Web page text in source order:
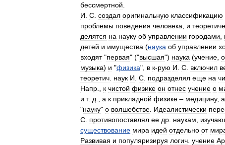
бессмертной
И С создал оригинальную классификацию
проблемы поведения человека и
делятся на науку об управлении городами
детей и имущества (наука об управлении
входят"первая" ("высшая") наука (учение
музыка) и "физика", в к-рую И С включил
теоретич наук И С подразделял еще на
Напр
к чистой физике он отнес учение о
и т. д а к прикладной физике – медицину,
"науку" о волшебстве Идеалистически
С противопоставлял ее др наукам
существование мира идей отдельно от
Развивая и популяризируя логич учение